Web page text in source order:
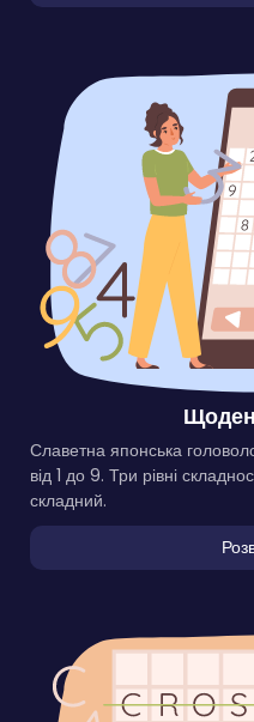
Славетна японська
від 1 до 9. Три рівні
складний.